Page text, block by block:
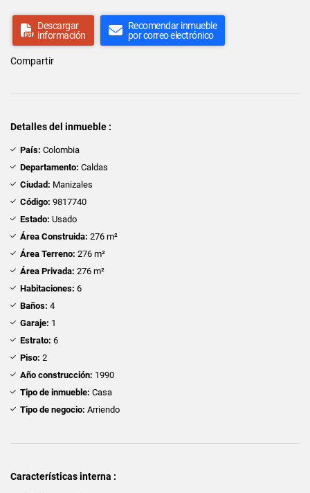
Descargar
información
Recomendar inmueble
por correo electrónico
Compartir
Detalles del inmueble :
País: Colombia
Departamento: Caldas
Ciudad: Manizales
Código: 9817740
Estado: Usado
Área Construida: 276 m²
Área Terreno: 276 m²
Área Privada: 276 m²
Habitaciones: 6
Baños: 4
Garaje: 1
Estrato: 6
Piso: 2
Año construcción: 1990
Tipo de inmueble: Casa
Tipo de negocio: Arriendo
Características interna :